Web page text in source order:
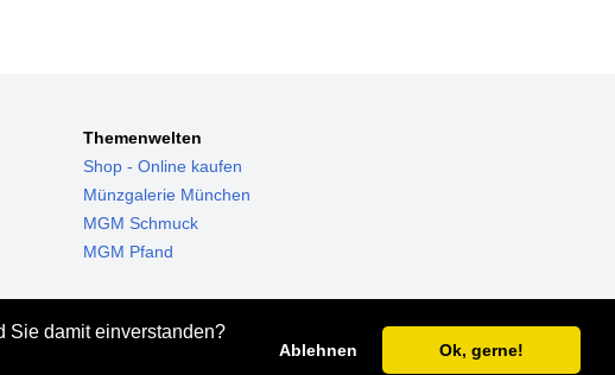
Sie damit einverstanden?
Ablehnen Ok, gerne!
Themenwelten
Shop - Online kaufen
Münzgalerie München
MGM Schmuck
MGM Pfand